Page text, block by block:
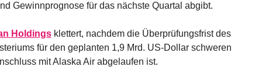
Gewinnprognose für das nächste Quartal abgibt.
Holdings klettert, nachdem die Überprüfungsfrist des
für den geplanten 1,9 Mrd. US-Dollar schweren
mit Alaska Air abgelaufen ist.